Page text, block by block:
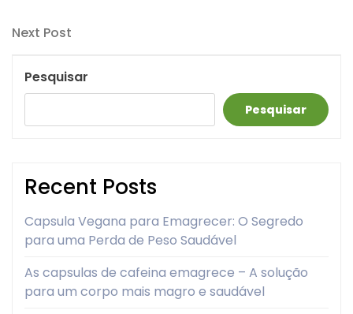
de
artigos
Next
Next Post
Pesquisar
Pesquisar
Recent Posts
Capsula Vegana para Emagrecer: O Segredo
para uma Perda de Peso Saudável
As capsulas de cafeina emagrece – A solução
para um corpo mais magro e saudável